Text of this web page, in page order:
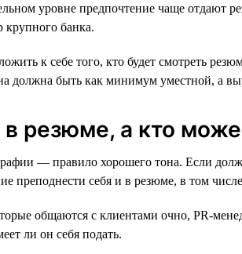
уровне предпочтение чаще отдают
крупного банка.
к себе того, кто будет смотреть
должна быть как минимум уместной, а
резюме, а кто
— правило хорошего тона. Если
преподнести себя и в резюме, в том
общаются с клиентами очно, PR-
ли он себя подать.